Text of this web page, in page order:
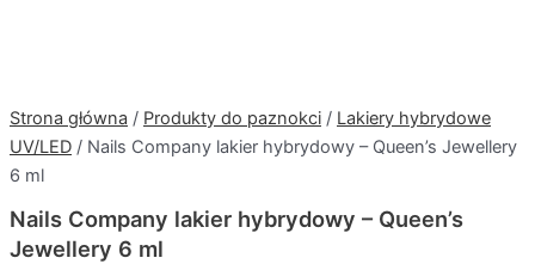
Strona główna / Produkty do paznokci / Lakiery hybrydowe
UV/LED / Nails Company lakier hybrydowy – Queen’s Jewellery
6 ml
Nails Company lakier hybrydowy – Queen’s
Jewellery 6 ml